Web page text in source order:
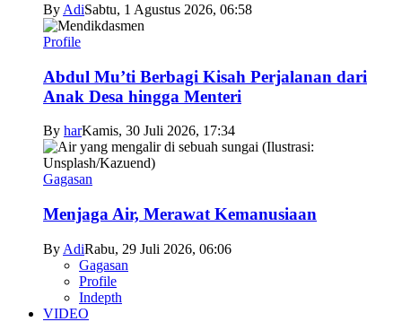
By AdiSabtu, 1 Agustus 2026, 06:58
Profile
Abdul Mu’ti Berbagi Kisah Perjalanan dari
Anak Desa hingga Menteri
By harKamis, 30 Juli 2026, 17:34
Gagasan
Menjaga Air, Merawat Kemanusiaan
By AdiRabu, 29 Juli 2026, 06:06
Gagasan
Profile
Indepth
VIDEO